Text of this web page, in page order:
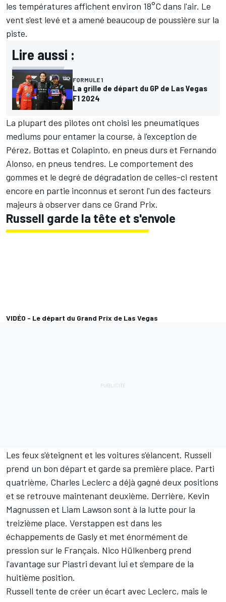
les températures affichent environ 18°C dans l'air. Le
vent s'est levé et a amené beaucoup de poussière sur la
piste.
Lire aussi :
FORMULE 1
La grille de départ du GP de Las Vegas
F1 2024
La plupart des pilotes ont choisi les pneumatiques
mediums pour entamer la course, à l'exception de
Pérez, Bottas et Colapinto, en pneus durs et Fernando
Alonso, en pneus tendres. Le comportement des
gommes et le degré de dégradation de celles-ci restent
encore en partie inconnus et seront l'un des facteurs
majeurs à observer dans ce Grand Prix.
Russell garde la tête et s'envole
VIDÉO - Le départ du Grand Prix de Las Vegas
Les feux s'éteignent et les voitures s'élancent. Russell
prend un bon départ et garde sa première place. Parti
quatrième, Charles Leclerc a déjà gagné deux positions
et se retrouve maintenant deuxième. Derrière, Kevin
Magnussen et Liam Lawson sont à la lutte pour la
treizième place. Verstappen est dans les
échappements de Gasly et met énormément de
pression sur le Français. Nico Hülkenberg prend
l'avantage sur Piastri devant lui et s'empare de la
huitième position.
Russell tente de créer un écart avec Leclerc, mais le